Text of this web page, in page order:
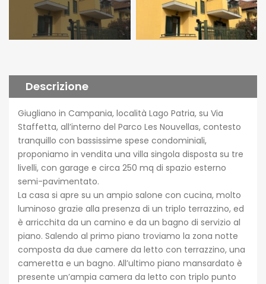
Descrizione
Giugliano in Campania, località Lago Patria, su Via
Staffetta, all’interno del Parco Les Nouvellas, contesto
tranquillo con bassissime spese condominiali,
proponiamo in vendita una villa singola disposta su tre
livelli, con garage e circa 250 mq di spazio esterno
semi-pavimentato.
La casa si apre su un ampio salone con cucina, molto
luminoso grazie alla presenza di un triplo terrazzino, ed
è arricchita da un camino e da un bagno di servizio al
piano. Salendo al primo piano troviamo la zona notte
composta da due camere da letto con terrazzino, una
cameretta e un bagno. All’ultimo piano mansardato è
presente un’ampia camera da letto con triplo punto